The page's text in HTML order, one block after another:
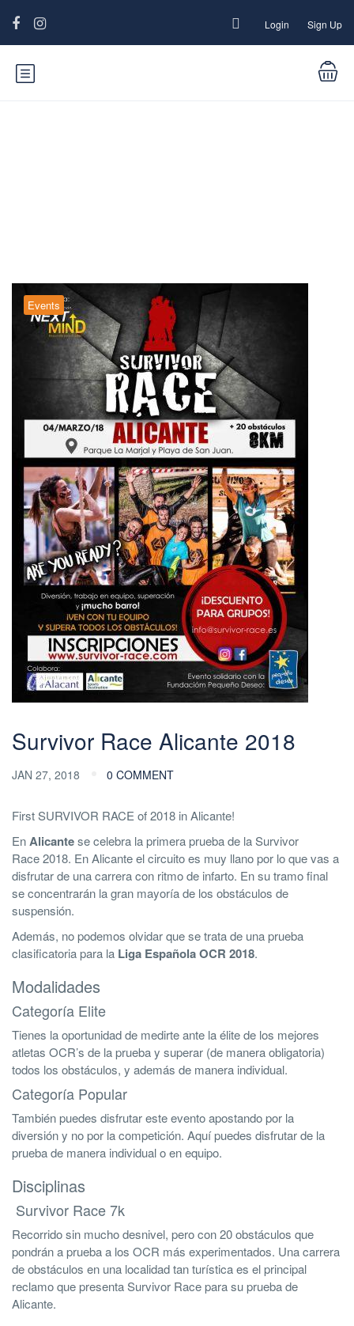
Login Sign Up
Events
Survivor Race Alicante 2018
JAN 27, 2018 0 COMMENT
First SURVIVOR RACE of 2018 in Alicante!
EnAlicantese celebra la primera prueba de la Survivor
Race 2018. En Alicante el circuito es muy llano por lo que vas a
disfrutar de una carrera con ritmo de infarto. En su tramo final
se concentrarán la gran mayoría de los obstáculos de
suspensión.
Además, no podemos olvidar que se trata de una prueba
clasificatoria para la Liga Española OCR 2018.
Modalidades
Categoría Elite
Tienes la oportunidad de medirte ante la élite de los mejores
atletas OCR’s de la prueba y superar (de manera obligatoria)
todos los obstáculos, y además de manera individual.
Categoría Popular
También puedes disfrutar este evento apostando por la
diversión y no por la competición. Aquí puedes disfrutar de la
prueba de manera individual o en equipo.
Disciplinas
Survivor Race 7k
Recorrido sin mucho desnivel, pero con 20 obstáculos que
pondrán a prueba a los OCR más experimentados. Una carrera
de obstáculos en una localidad tan turística es el principal
reclamo que presenta Survivor Race para su prueba de
Alicante.